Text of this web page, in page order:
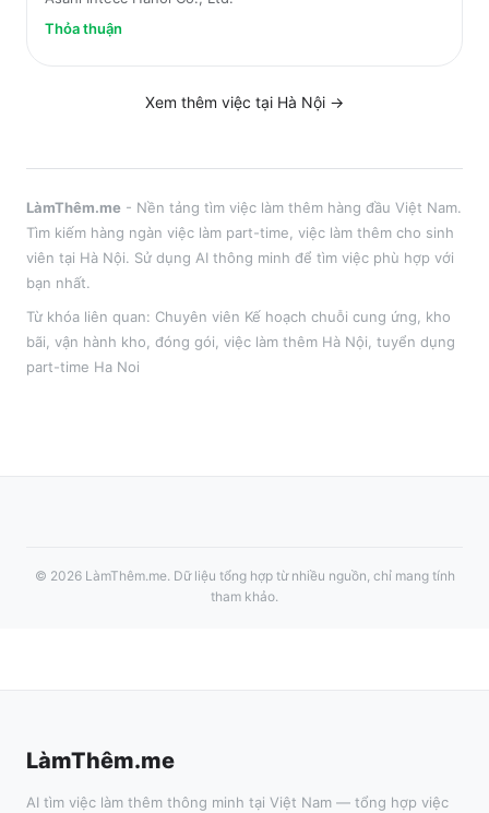
Thỏa thuận
Xem thêm việc tại Hà Nội →
LàmThêm.me - Nền tảng tìm việc làm thêm hàng đầu Việt Nam.
Tìm kiếm hàng ngàn việc làm part-time, việc làm thêm cho sinh
viên tại Hà Nội. Sử dụng AI thông minh để tìm việc phù hợp với
bạn nhất.
Từ khóa liên quan: Chuyên viên Kế hoạch chuỗi cung ứng
kho
bãi, vận hành kho, đóng gói , việc làm thêm Hà Nội , tuyển dụng
part-time Ha Noi
© 2026 LàmThêm.me. Dữ liệu tổng hợp từ nhiều nguồn, chỉ mang tính
tham khảo.
LàmThêm.me
AI tìm việc làm thêm thông minh tại Việt Nam — tổng hợp việc